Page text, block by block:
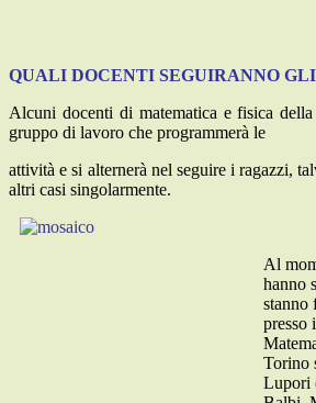
QUALI DOCENTI SEGUIRANNO
Alcuni docenti di matematica e fisica
gruppo di lavoro che programmerà le
attività e si alternerà nel seguire i ragazzi,
altri casi singolarmente.
Al
hanno
stanno
presso
Torino
Lupori